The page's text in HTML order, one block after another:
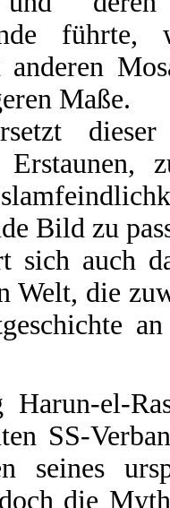
anderen
Maße.
Bild zu
sich auch
Welt, die
Harun-el-
SS-
seines
die